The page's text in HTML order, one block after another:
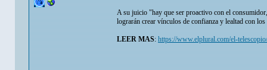
A su juicio "hay que ser proactivo con el
lograrán crear vínculos de confianza y lealtad con
LEER MAS:https://www.elplural.com/el-